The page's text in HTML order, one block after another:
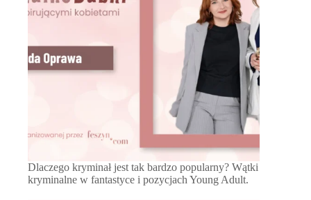
Dlaczego kryminał jest tak bardzo popularny? Wątki
kryminalne w fantastyce i pozycjach Young Adult.